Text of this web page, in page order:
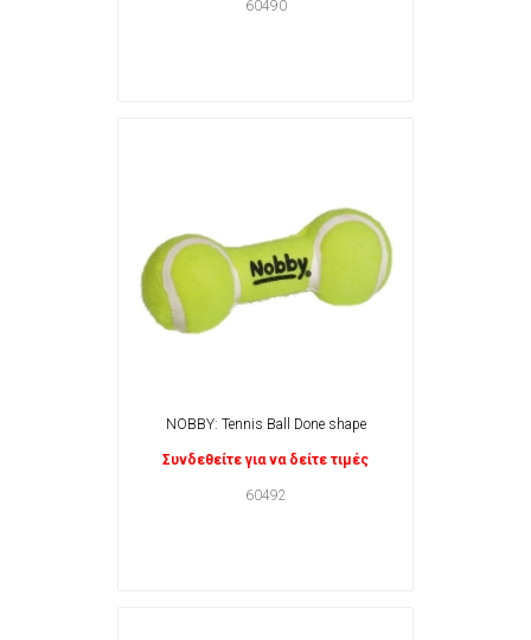
60490
NOBBY: Tennis Ball Done shape
Συνδεθείτε για να δείτε τιμές
60492